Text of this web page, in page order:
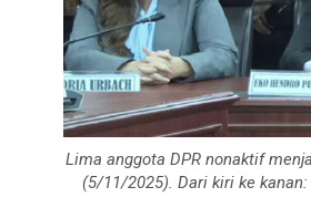
Lima anggota DPR nonaktif
(5/11/2025). Dari kiri ke kanan: